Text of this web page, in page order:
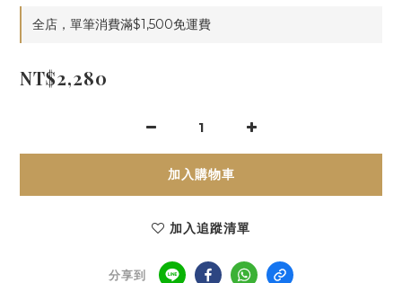
全店，單筆消費滿$1,500免運費
NT$2,280
加入購物車
加入追蹤清單
分享到